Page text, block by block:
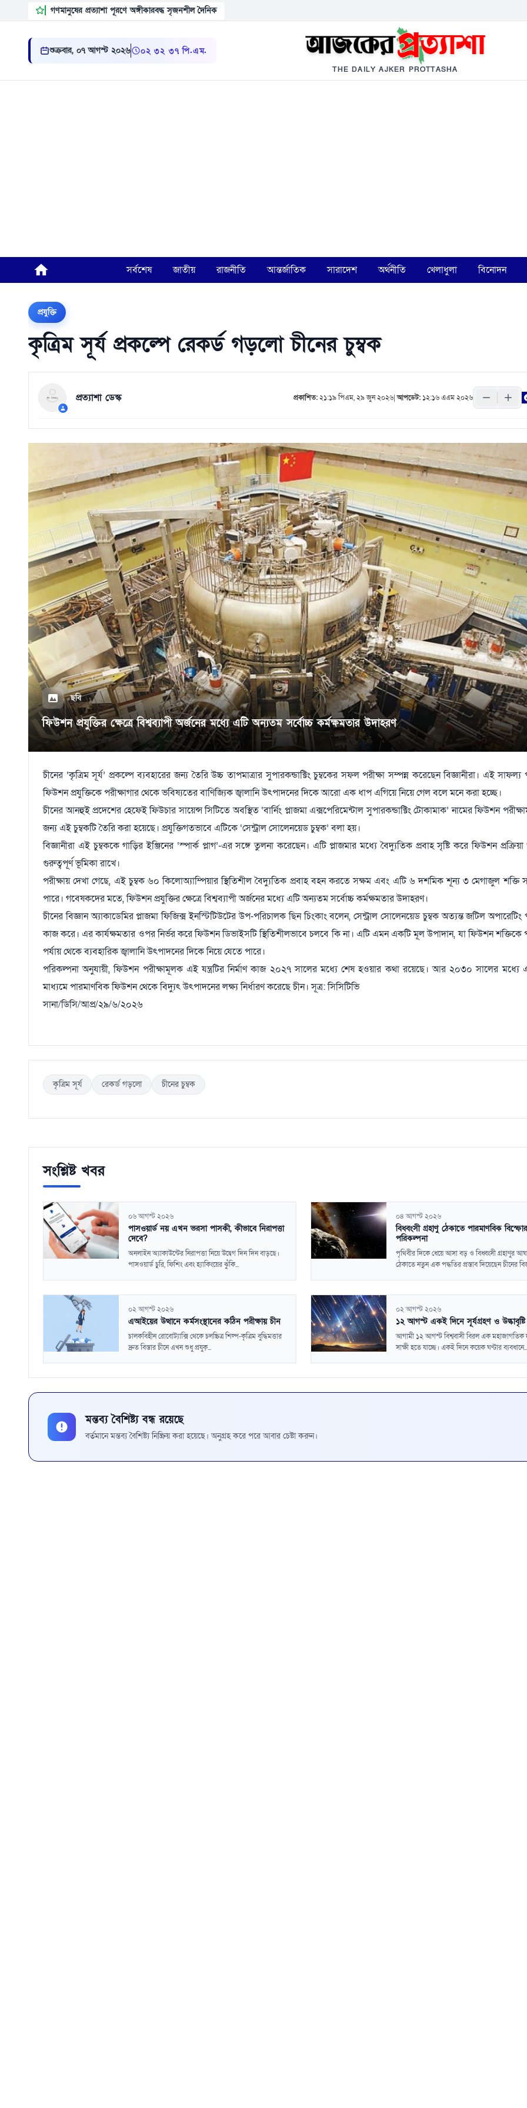
গণমানুষের প্রত্যাশা পূরণে অঙ্গীকারবদ্ধ সৃজনশীল দৈনিক
শুক্রবার, ০৭ আগস্ট ২০২৬ ০২:৩২:৩৮ পি.এম.
THE DAILY AJKER PROTTASHA
সর্বশেষ জাতীয় রাজনীতি আন্তর্জাতিক সারাদেশ অর্থনীতি খেলাধুলা বিনোদন
প্রযুক্তি
কৃত্রিম সূর্য প্রকল্পে রেকর্ড গড়লো চীনের চুম্বক
প্রত্যাশা ডেস্ক প্রকাশিত:২১:১৯ পিএম, ২৯ জুন ২০২৬|আপডেট: ১২:১৬ এএম ২০২৬
ছবি
ফিউশন প্রযুক্তির ক্ষেত্রে বিশ্বব্যাপী অর্জনের মধ্যে এটি অন্যতম সর্বোচ্চ কর্মক্ষমতার উদাহরণ
চীনের ‘কৃত্রিম সূর্য’ প্রকল্পে ব্যবহারের জন্য তৈরি উচ্চ তাপমাত্রার সুপারকন্ডাক্টিং চুম্বকের সফল পরীক্ষা সম্পন্ন করেছেন বিজ্ঞানীরা। এই সাফল্য
ফিউশন প্রযুক্তিকে পরীক্ষাগার থেকে ভবিষ্যতের বাণিজ্যিক জ্বালানি উৎপাদনের দিকে আরো এক ধাপ এগিয়ে নিয়ে গেল বলে মনে করা হচ্ছে।
চীনের আনহুই প্রদেশের হেফেই ফিউচার সায়েন্স সিটিতে অবস্থিত ‘বার্নিং প্লাজমা এক্সপেরিমেন্টাল সুপারকন্ডাক্টিং টোকামাক’ নামের ফিউশন
জন্য এই চুম্বকটি তৈরি করা হয়েছে। প্রযুক্তিগতভাবে এটিকে ‘সেন্ট্রাল সোলেনয়েড চুম্বক’ বলা হয়।
বিজ্ঞানীরা এই চুম্বককে গাড়ির ইঞ্জিনের ‘স্পার্ক প্লাগ’-এর সঙ্গে তুলনা করেছেন। এটি প্লাজমার মধ্যে বৈদ্যুতিক প্রবাহ সৃষ্টি করে ফিউশন
গুরুত্বপূর্ণ ভূমিকা রাখে।
পরীক্ষায় দেখা গেছে, এই চুম্বক ৬০ কিলোঅ্যাম্পিয়ার স্থিতিশীল বৈদ্যুতিক প্রবাহ বহন করতে সক্ষম এবং এটি ৬ দশমিক শূন্য ৩ মেগাজুল শক্তি
পারে। গবেষকদের মতে, ফিউশন প্রযুক্তির ক্ষেত্রে বিশ্বব্যাপী অর্জনের মধ্যে এটি অন্যতম সর্বোচ্চ কর্মক্ষমতার উদাহরণ।
চীনের বিজ্ঞান অ্যাকাডেমির প্লাজমা ফিজিক্স ইনস্টিটিউটের উপ-পরিচালক ছিন চিংকাং বলেন, সেন্ট্রাল সোলেনয়েড চুম্বক অত্যন্ত জটিল অপারেটিং
কাজ করে। এর কার্যক্ষমতার ওপর নির্ভর করে ফিউশন ডিভাইসটি স্থিতিশীলভাবে চলবে কি না। এটি এমন একটি মূল উপাদান, যা ফিউশন শক্তিকে
পর্যায় থেকে ব্যবহারিক জ্বালানি উৎপাদনের দিকে নিয়ে যেতে পারে।
পরিকল্পনা অনুযায়ী, ফিউশন পরীক্ষামূলক এই যন্ত্রটির নির্মাণ কাজ ২০২৭ সালের মধ্যে শেষ হওয়ার কথা রয়েছে। আর ২০৩০ সালের মধ্যে
মাধ্যমে পারমাণবিক ফিউশন থেকে বিদ্যুৎ উৎপাদনের লক্ষ্য নির্ধারণ করেছে চীন। সূত্র: সিসিটিভি
সানা/ডিসি/আপ্র/২৯/৬/২০২৬
কৃত্রিম সূর্য রেকর্ড গড়লো চীনের চুম্বক
সংশ্লিষ্ট খবর
০৬ আগস্ট ২০২৬
পাসওয়ার্ড নয় এখন ভরসা পাসকী, কীভাবে নিরাপত্তা
দেবে?
অনলাইন অ্যাকাউন্টের নিরাপত্তা নিয়ে উদ্বেগ দিন দিন বাড়ছে।
পাসওয়ার্ড চুরি, ফিশিং এবং হ্যাকিংয়ের ঝুঁকি...
০৪ আগস্ট ২০২৬
বিধ্বংসী গ্রহাণু ঠেকাতে পারমাণবিক
পরিকল্পনা
পৃথিবীর দিকে ধেয়ে আসা বড় ও বিধ্বংসী গ্রহাণুর
ঠেকাতে নতুন এক পদ্ধতির প্রস্তাব দিয়েছেন চীনের
০২ আগস্ট ২০২৬
এআইয়ের উত্থানে কর্মসংস্থানের কঠিন পরীক্ষায় চীন
চালকবিহীন রোবোট্যাক্সি থেকে চলচ্চিত্র শিল্প-কৃত্রিম বুদ্ধিমত্তার
দ্রুত বিস্তার চীনে এখন শুধু প্রযুক্...
০২ আগস্ট ২০২৬
১২ আগস্ট একই দিনে সূর্যগ্রহণ ও উল্কাবৃষ্টি
আগামী ১২ আগস্ট বিশ্ববাসী বিরল এক মহাজাগতিক
সাক্ষী হতে যাচ্ছে। একই দিনে কয়েক ঘণ্টার ব্যবধানে...
মন্তব্য বৈশিষ্ট্য বন্ধ রয়েছে
বর্তমানে মন্তব্য বৈশিষ্ট্য নিষ্ক্রিয় করা হয়েছে। অনুগ্রহ করে পরে আবার চেষ্টা করুন।